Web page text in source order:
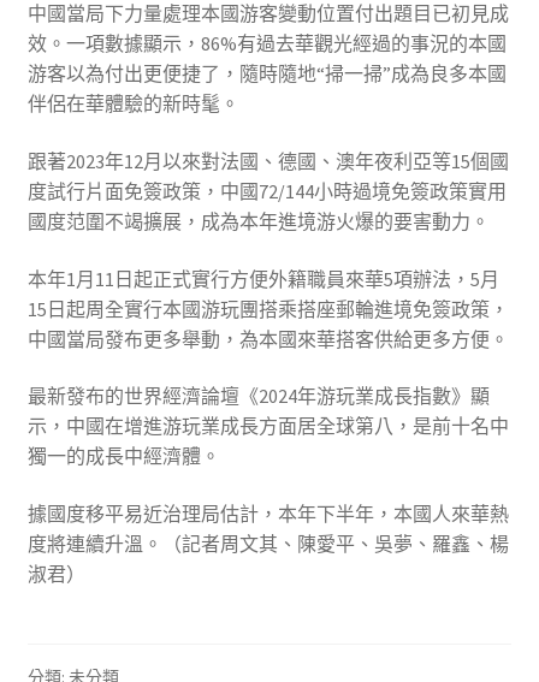
中國當局下力量處理本國游客變動位置付出題目已初見成
效。一項數據顯示，86%有過去華觀光經過的事況的本國
游客以為付出更便捷了，隨時隨地“掃一掃”成為良多本國
伴侶在華體驗的新時髦。
跟著2023年12月以來對法國、德國、澳年夜利亞等15個國
度試行片面免簽政策，中國72/144小時過境免簽政策實用
國度范圍不竭擴展，成為本年進境游火爆的要害動力。
本年1月11日起正式實行方便外籍職員來華5項辦法，5月
15日起周全實行本國游玩團搭乘搭座郵輪進境免簽政策，
中國當局發布更多舉動，為本國來華搭客供給更多方便。
最新發布的世界經濟論壇《2024年游玩業成長指數》顯
示，中國在增進游玩業成長方面居全球第八，是前十名中
獨一的成長中經濟體。
據國度移平易近治理局估計，本年下半年，本國人來華熱
度將連續升溫。（記者周文其、陳愛平、吳夢、羅鑫、楊
淑君）
分類: 未分類